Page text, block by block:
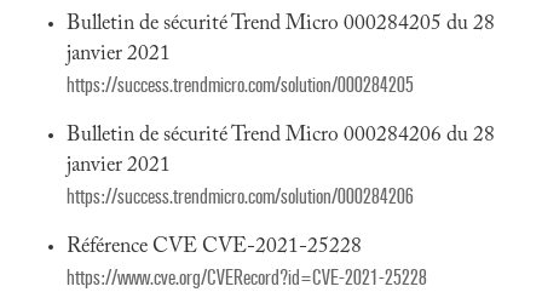
Bulletin de sécurité Trend Micro 000284205 du 28
janvier 2021
https://success.trendmicro.com/solution/000284205
Bulletin de sécurité Trend Micro 000284206 du 28
janvier 2021
https://success.trendmicro.com/solution/000284206
Référence CVE CVE-2021-25228
https://www.cve.org/CVERecord?id=CVE-2021-25228